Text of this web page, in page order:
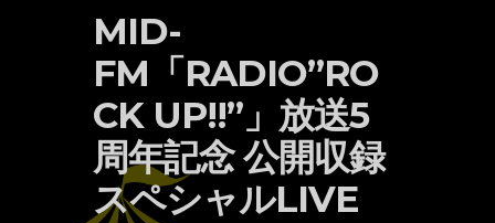
MID-
FM「RADIO”RO
CK UP!!”」放送5
周年記念 公開収録
スペシャルLIVE